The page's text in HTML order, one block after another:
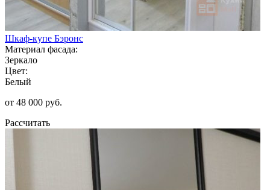
Шкаф-купе Бэронс
Материал фасада:
Зеркало
Цвет:
Белый
от 48 000 руб.
Рассчитать